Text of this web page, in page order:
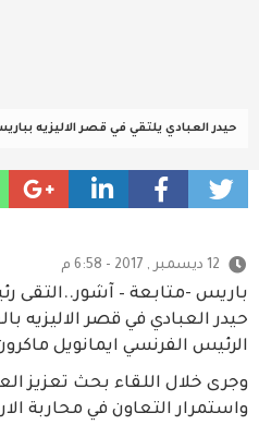
حيدر العبادي يلتقي في قصر الاليزيه
12 ديسمبر , 2017 - 6:58 م
باريس -متابعة – آشور..التقى
حيدر العبادي في قصر الاليزيه
الرئيس الفرنسي ايمانويل
وجرى خلال اللقاء بحث تعزيز
واستمرار التعاون في محاربة